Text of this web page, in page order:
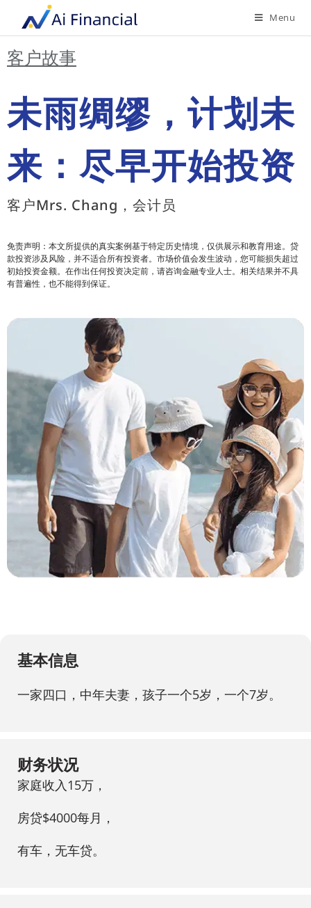
Menu
客户故事
未雨绸缪，计划未
来：尽早开始投资
客户Mrs. Chang，会计员
免责声明：本文所提供的真实案例基于特定历史情境，仅供展示和教育用途。贷
款投资涉及风险，并不适合所有投资者。市场价值会发生波动，您可能损失超过
初始投资金额。在作出任何投资决定前，请咨询金融专业人士。相关结果并不具
有普遍性，也不能得到保证。
基本信息
一家四口，中年夫妻，孩子一个5岁，一个7岁。
财务状况
家庭收入15万，
房贷$4000每月，
有车，无车贷。